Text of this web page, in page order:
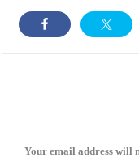
Your email address will